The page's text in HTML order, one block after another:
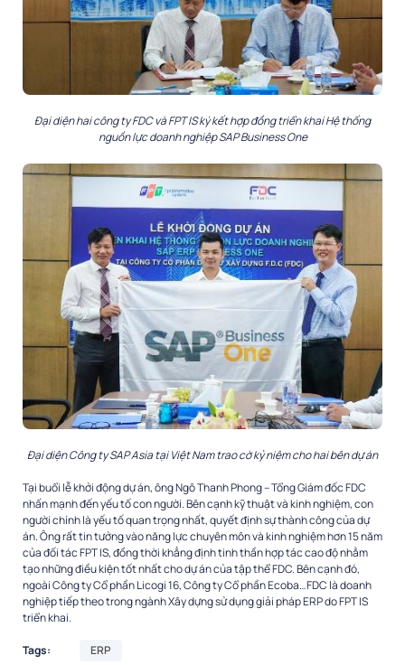
Đại diện hai công ty FDC và FPT IS ký kết hợp đồng triển khai Hệ thống
nguồn lực doanh nghiệp SAP Business One
Đại diện Công ty SAP Asia tại Việt Nam trao cờ kỷ niệm cho hai bên dự án
Tại buổi lễ khởi động dự án, ông Ngô Thanh Phong – Tổng Giám đốc FDC
nhấn mạnh đến yếu tố con người. Bên cạnh kỹ thuật và kinh nghiệm, con
người chính là yếu tố quan trọng nhất, quyết định sự thành công của dự
án. Ông rất tin tưởng vào năng lực chuyên môn và kinh nghiệm hơn 15 năm
của đối tác FPT IS, đồng thời khẳng định tinh thần hợp tác cao độ nhằm
tạo những điều kiện tốt nhất cho dự án của tập thể FDC. Bên cạnh đó,
ngoài Công ty Cổ phần Licogi 16, Công ty Cổ phần Ecoba…FDC là doanh
nghiệp tiếp theo trong ngành Xây dựng sử dụng giải pháp ERP do FPT IS
triển khai.
Tags: ERP